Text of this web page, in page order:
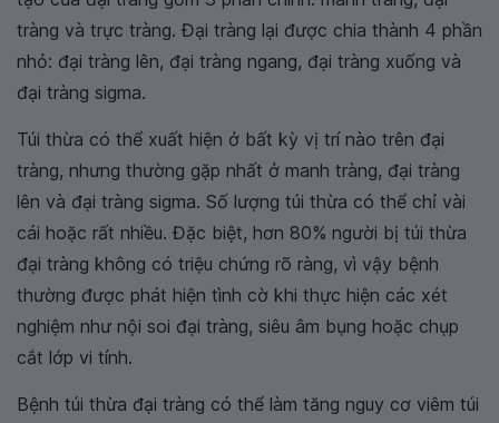
tràng và trực tràng. Đại tràng lại được chia thành 4 phần
nhỏ: đại tràng lên, đại tràng ngang, đại tràng xuống và
đại tràng sigma.
Túi thừa có thể xuất hiện ở bất kỳ vị trí nào trên đại
tràng, nhưng thường gặp nhất ở manh tràng, đại tràng
lên và đại tràng sigma. Số lượng túi thừa có thể chỉ vài
cái hoặc rất nhiều. Đặc biệt, hơn 80% người bị túi thừa
đại tràng không có triệu chứng rõ ràng, vì vậy bệnh
thường được phát hiện tình cờ khi thực hiện các xét
nghiệm như nội soi đại tràng, siêu âm bụng hoặc chụp
cắt lớp vi tính.
Bệnh túi thừa đại tràng có thể làm tăng nguy cơ viêm túi